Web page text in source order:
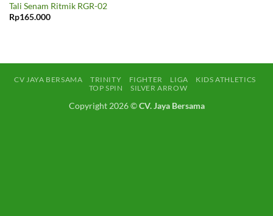
Tali Senam Ritmik RGR-02
Rp165.000
CV JAYA BERSAMA TRINITY FIGHTER LIGA
KIDS ATHLETICS
TOP SPIN
SILVER ARROW
Copyright 2026 ©CV. Jaya Bersama